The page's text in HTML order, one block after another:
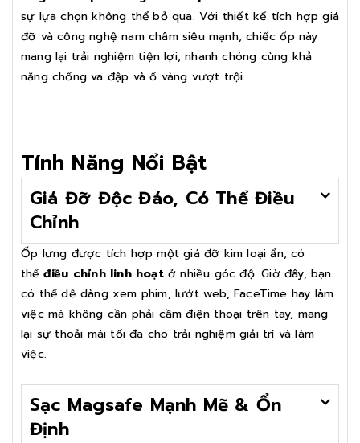
sự lựa chọn không thể bỏ qua. Với thiết kế tích hợp giá
đỡ và công nghệ nam châm siêu mạnh, chiếc ốp này
mang lại trải nghiệm tiện lợi, nhanh chóng cùng khả
năng chống va đập và ố vàng vượt trội.
Tính Năng Nổi Bật
Giá Đỡ Độc Đáo, Có Thể Điều
Chỉnh
Ốp lưng được tích hợp một giá đỡ kim loại ẩn, có
thể điều chỉnh linh hoạtở nhiều góc độ. Giờ đây, bạn
có thể dễ dàng xem phim, lướt web, FaceTime hay làm
việc mà không cần phải cầm điện thoại trên tay, mang
lại sự thoải mái tối đa cho trải nghiệm giải trí và làm
việc.
Sạc Magsafe Mạnh Mẽ & Ổn
Định